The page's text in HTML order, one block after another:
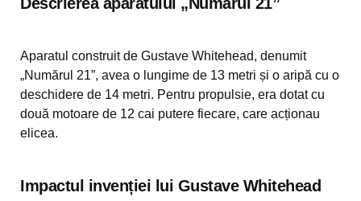
Aparatul construit de Gustave Whitehead, denumit
„Numărul 21”, avea o lungime de 13 metri și o aripă cu o
deschidere de 14 metri. Pentru propulsie, era dotat cu
două motoare de 12 cai putere fiecare, care acționau
elicea.
Impactul invenției lui Gustave Whitehead